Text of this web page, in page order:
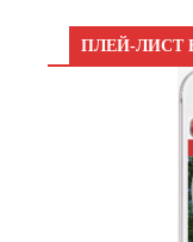
ПЛЕЙ-ЛИСТ